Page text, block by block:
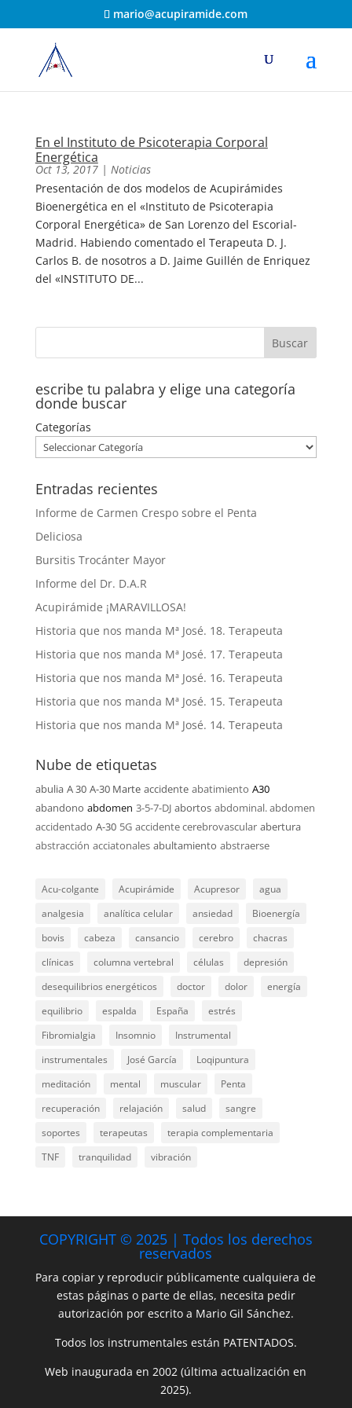
mario@acupiramide.com
En el Instituto de Psicoterapia Corporal
Energética
Oct 13, 2017| Noticias
Presentación de dos modelos de Acupirámides
Bioenergética en el «Instituto de Psicoterapia
Corporal Energética» de San Lorenzo del Escorial-
Madrid. Habiendo comentado el Terapeuta D. J.
Carlos B. de nosotros a D. Jaime Guillén de Enriquez
del «INSTITUTO DE...
escribe tu palabra y elige una categoría
donde buscar
Categorías
Entradas recientes
Informe de Carmen Crespo sobre el Penta
Deliciosa
Bursitis Trocánter Mayor
Informe del Dr. D.A.R
Acupirámide ¡MARAVILLOSA!
Historia que nos manda Mª José. 18. Terapeuta
Historia que nos manda Mª José. 17. Terapeuta
Historia que nos manda Mª José. 16. Terapeuta
Historia que nos manda Mª José. 15. Terapeuta
Historia que nos manda Mª José. 14. Terapeuta
Nube de etiquetas
abulia A 30 A-30 Marte accidente abatimiento A30
abandono abdomen 3-5-7-DJ abortos abdominal. abdomen
accidentado A-30 5G accidente cerebrovascular abertura
abstracción acciatonales abultamiento abstraerse
Acu-colgante Acupirámide Acupresor
agua
analgesia
analítica celular ansiedad
Bioenergía
bovis
cabeza cansancio cerebro
chacras
clínicas
columna vertebral células
depresión
desequilibrios energéticos
doctor dolor
energía
equilibrio
espalda España
estrés
Fibromialgia
Insomnio
Instrumental
instrumentales
José García
Loqipuntura
meditación
mental muscular
Penta
recuperación
relajación salud
sangre
soportes
terapeutas
terapia complementaria
TNF
tranquilidad vibración
COPYRIGHT © 2025 | Todos los derechos
reservados
Para copiar y reproducir públicamente cualquiera de
estas páginas o parte de ellas, necesita pedir
autorización por escrito a Mario Gil Sánchez.
Todos los instrumentales están PATENTADOS.
Web inaugurada en 2002 (última actualización en
2025).